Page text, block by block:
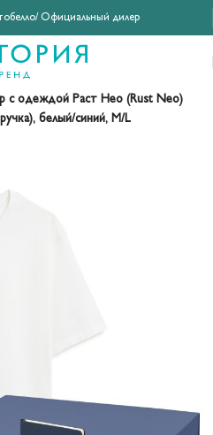
Официальный дилер
с одеждой Раст Нео (Rust Neo)
белый/синий, M/L